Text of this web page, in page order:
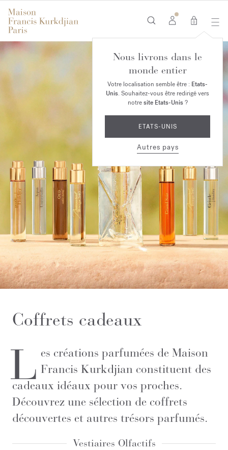
0
Nous livrons dans le
monde entier
Votre localisation semble être : Etats-
Unis. Souhaitez-vous être redirigé vers
notresite Etats-Unis?
ETATS-UNIS
Autres pays
Coffrets cadeaux
L es créations parfumées de Maison
Francis Kurkdjian constituent des
cadeaux idéaux pour vos proches.
Découvrez une sélection de coffrets
découvertes et autres trésors parfumés.
Vestiaires Olfactifs